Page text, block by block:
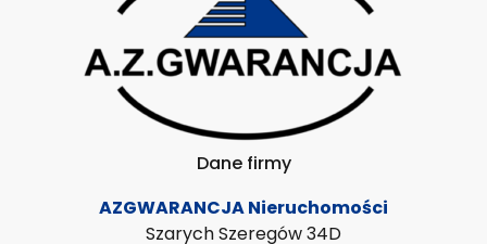
Dane firmy
AZGWARANCJA Nieruchomości
Szarych Szeregów 34D